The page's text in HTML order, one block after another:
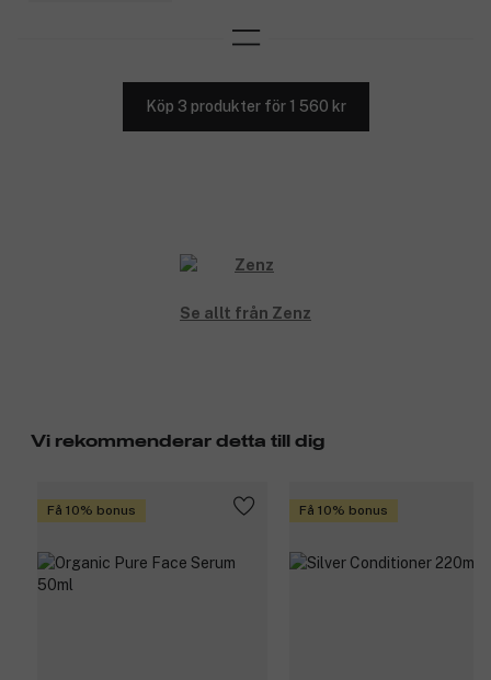
Köp 3 produkter för 1 560 kr
Se allt från Zenz
Vi rekommenderar detta till dig
Få 10% bonus Få 10% bonus